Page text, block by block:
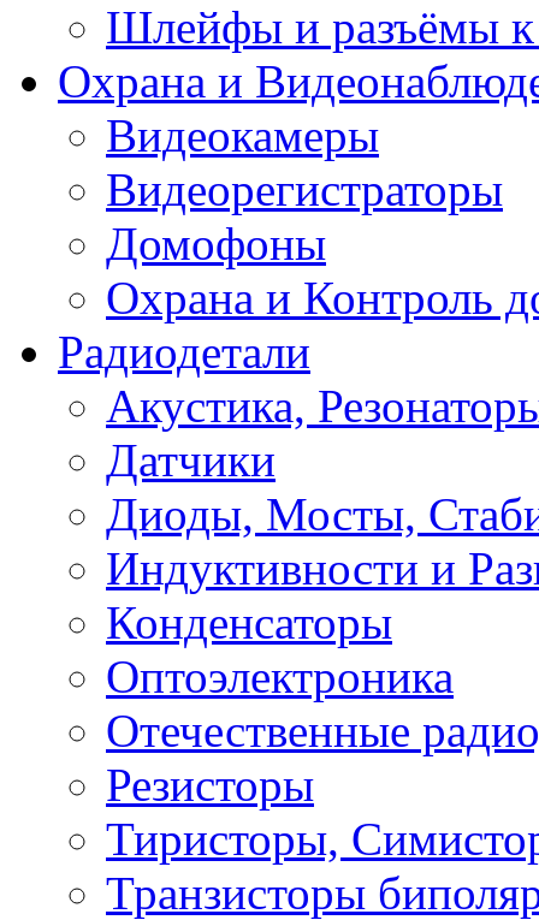
Шлейфы и разъёмы
Охрана и
Видеокамеры
Видеорегистраторы
Домофоны
Охрана и Контроль
Радиодетали
Акустика,
Датчики
Диоды, Мосты,
Индуктивности и
Конденсаторы
Оптоэлектроника
Отечественные
Резисторы
Тиристоры,
Транзисторы